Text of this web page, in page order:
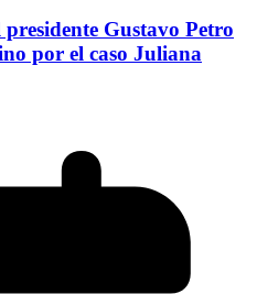
Gustavo Petro
por el caso Juliana